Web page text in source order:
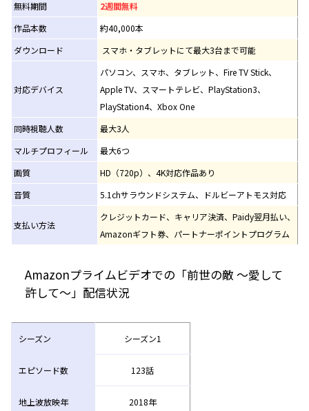
無料期間
2週間無料
作品本数
約40,000本
ダウンロード
スマホ・タブレットにて最大3台まで可能
対応デバイス
パソコン、スマホ、タブレット、Fire TV Stick、
Apple TV、スマートテレビ、PlayStation3、
PlayStation4、Xbox One
同時視聴人数
最大3人
マルチプロフィール
最大6つ
画質
HD（720p）、4K対応作品あり
音質
5.1chサラウンドシステム、ドルビーアトモス対応
支払い方法
クレジットカード、キャリア決済、Paidy翌月払い、
Amazonギフト券、パートナーポイントプログラム
Amazonプライムビデオでの「前世の敵 ～愛して
許して～」配信状況
シーズン シーズン1
エピソード数 123話
地上波放映年 2018年